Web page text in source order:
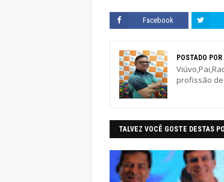
Facebook
POSTADO POR
profissão de
TALVEZ VOCÊ GOSTE DESTAS